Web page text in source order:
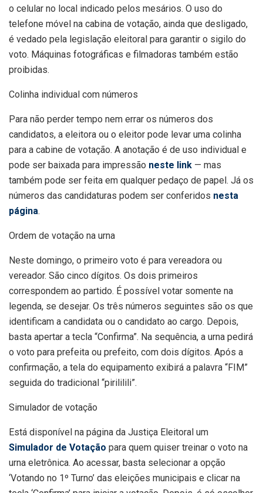
o celular no local indicado pelos mesários. O uso do
telefone móvel na cabina de votação, ainda que desligado,
é vedado pela legislação eleitoral para garantir o sigilo do
voto. Máquinas fotográficas e filmadoras também estão
proibidas.
Colinha individual com números
Para não perder tempo nem errar os números dos
candidatos, a eleitora ou o eleitor pode levar uma colinha
para a cabine de votação. A anotação é de uso individual e
pode ser baixada para impressão neste link — mas
também pode ser feita em qualquer pedaço de papel. Já os
números das candidaturas podem ser conferidos nesta
página.
Ordem de votação na urna
Neste domingo, o primeiro voto é para vereadora ou
vereador. São cinco dígitos. Os dois primeiros
correspondem ao partido. É possível votar somente na
legenda, se desejar. Os três números seguintes são os que
identificam a candidata ou o candidato ao cargo. Depois,
basta apertar a tecla “Confirma”. Na sequência, a urna pedirá
o voto para prefeita ou prefeito, com dois dígitos. Após a
confirmação, a tela do equipamento exibirá a palavra “FIM”
seguida do tradicional “pirililili”.
Simulador de votação
Está disponível na página da Justiça Eleitoral um
Simulador de Votação para quem quiser treinar o voto na
urna eletrônica. Ao acessar, basta selecionar a opção
‘Votando no 1º Turno’ das eleições municipais e clicar na